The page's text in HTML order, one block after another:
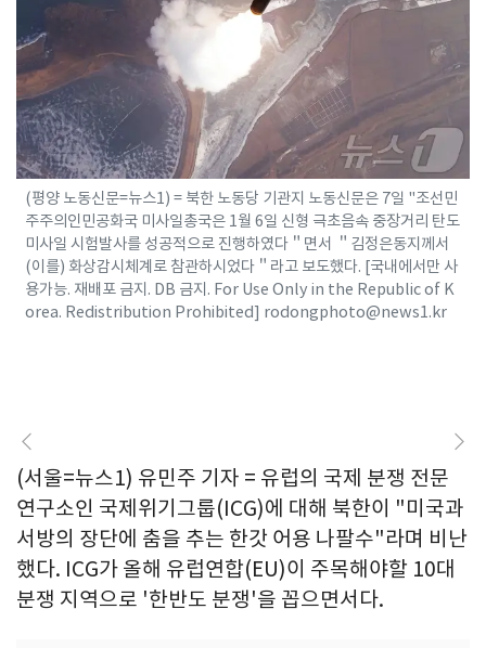
(평양 노동신문=뉴스1) = 북한 노동당 기관지 노동신문은 7일 "조선민
주주의인민공화국 미사일총국은 1월 6일 신형 극초음속 중장거리 탄도
미사일 시험발사를 성공적으로 진행하였다＂면서 ＂김정은동지께서
(이를) 화상감시체계로 참관하시었다＂라고 보도했다. [국내에서만 사
용가능. 재배포 금지. DB 금지. For Use Only in the Republic of K
orea. Redistribution Prohibited] rodongphoto@news1.kr
(서울=뉴스1) 유민주 기자 = 유럽의 국제 분쟁 전문
연구소인 국제위기그룹(ICG)에 대해 북한이 "미국과
서방의 장단에 춤을 추는 한갓 어용 나팔수"라며 비난
했다. ICG가 올해 유럽연합(EU)이 주목해야할 10대
분쟁 지역으로 '한반도 분쟁'을 꼽으면서다.